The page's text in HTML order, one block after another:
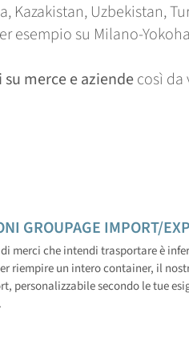
Kazakistan, Uzbekistan,
esempio su Milano-
merce e aziendecosì da
GROUPAGE IMPORT/
merci che intendi trasportare è
riempire un intero container, il
personalizzabile secondo le tue